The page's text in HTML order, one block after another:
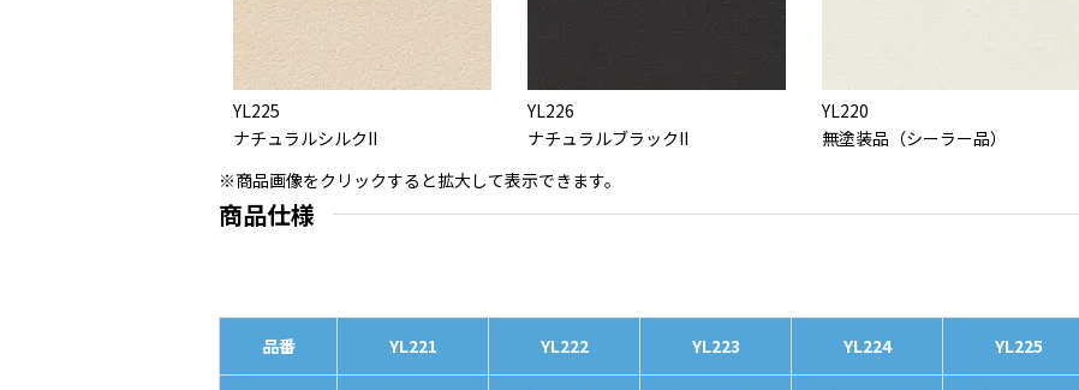
YL225
ナチュラルシルクII
YL226
ナチュラルブラックII
YL220
無塗装品（シーラー品）
※商品画像をクリックすると拡大して表示できます。
商品仕様
品番 YL221 YL222 YL223 YL224 YL225